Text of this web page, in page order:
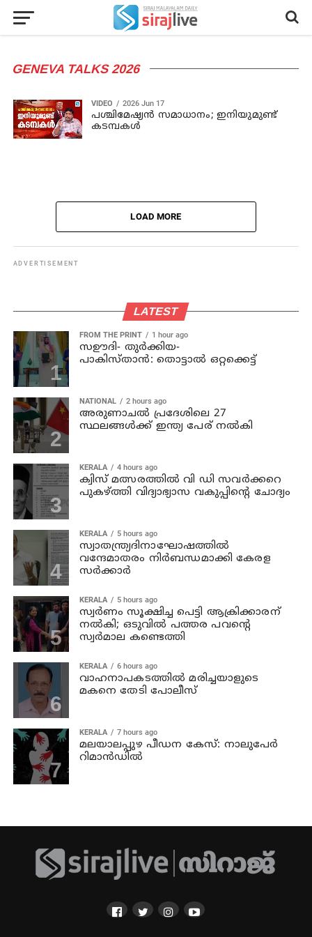
GENEVA TALKS 2026
VIDEO 2026 Jun 17
പശ്ചിമേഷ്യൻ സമാധാനം; ഇനിയുമുണ്ട്
കടമ്പകൾ
LOAD MORE
ADVERTISEMENT
LATEST
FROM THE PRINT 1 hour ago
സഊദി- തുർക്കിയ-
പാകിസ്താൻ: തൊട്ടാൽ ഒറ്റക്കെട്ട്
NATIONAL 2 hours ago
അരുണാചല്‍ പ്രദേശിലെ 27
സ്ഥലങ്ങള്‍ക്ക് ഇന്ത്യ പേര് നല്‍കി
KERALA 4 hours ago
ക്വിസ് മത്സരത്തില്‍ വി ഡി സവര്‍ക്കറെ
പുകഴ്ത്തി വിദ്യാഭ്യാസ വകുപ്പിന്റെ ചോദ്യം
KERALA 5 hours ago
സ്വാതന്ത്ര്യദിനാഘോഷത്തില്‍
വന്ദേമാതരം നിര്‍ബന്ധമാക്കി കേരള
സര്‍ക്കാര്‍
KERALA 5 hours ago
സ്വര്‍ണം സൂക്ഷിച്ച പെട്ടി ആക്രിക്കാരന്
നല്‍കി; ഒടുവില്‍ പത്തര പവന്റെ
സ്വര്‍മാല കണ്ടെത്തി
KERALA 6 hours ago
വാഹനാപകടത്തില്‍ മരിച്ചയാളുടെ
മകനെ തേടി പോലീസ്
KERALA 7 hours ago
മലയാലപ്പുഴ പീഡന കേസ്: നാലുപേര്‍
റിമാന്‍ഡില്‍